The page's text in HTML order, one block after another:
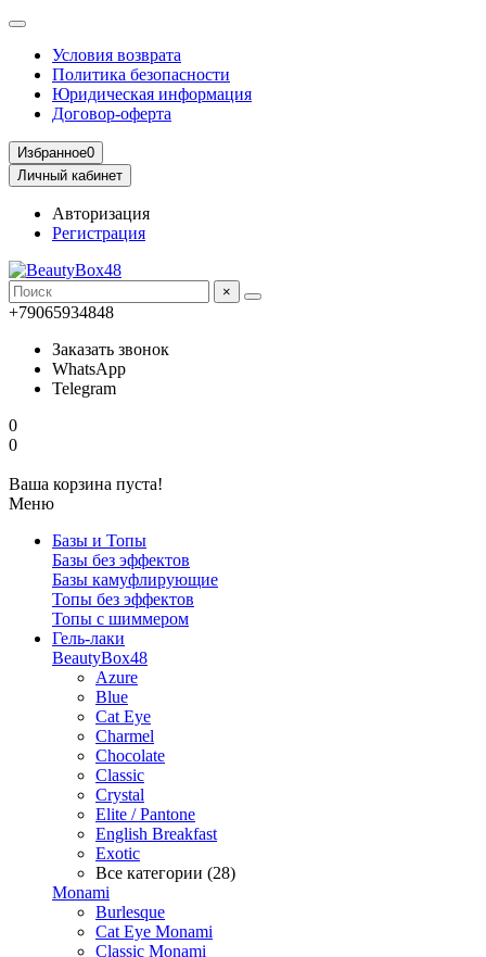
Условия возврата
Политика безопасности
Юридическая информация
Договор-оферта
Избранное0
Личный кабинет
Авторизация
Регистрация
×
+79065934848
Заказать звонок
WhatsApp
Telegram
0
0
Ваша корзина пуста!
Меню
Базы и Топы
Базы без эффектов
Базы камуфлирующие
Топы без эффектов
Топы с шиммером
Гель-лаки
BeautyBox48
Azure
Blue
Cat Eye
Charmel
Chocolate
Classic
Crystal
Elite / Pantone
English Breakfast
Exotic
Все категории (28)
Monami
Burlesque
Cat Eye Monami
Classic Monami